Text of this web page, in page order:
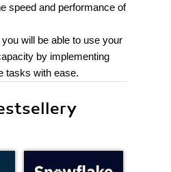
speed and performance of
will be able to use your
by implementing
tasks with ease.